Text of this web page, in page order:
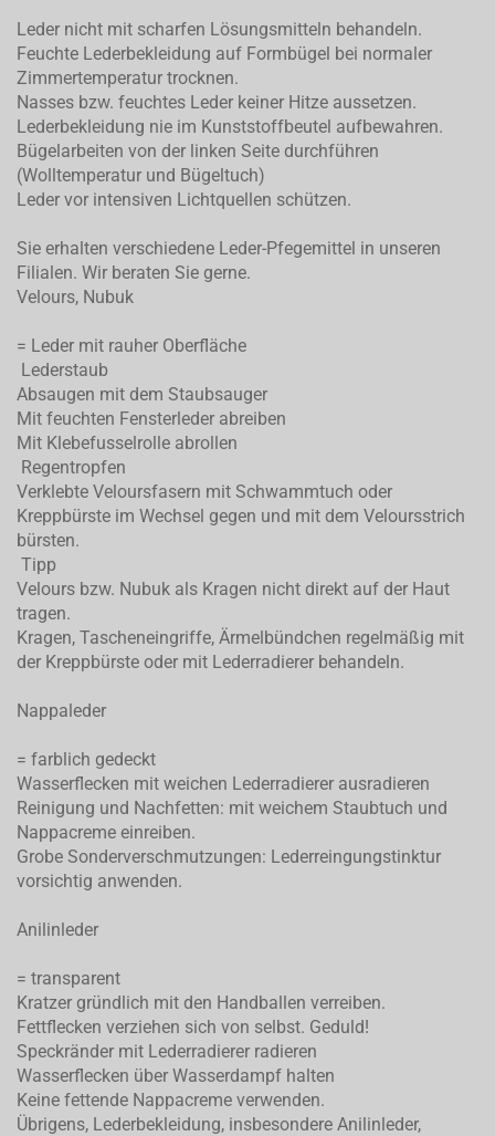
Leder nicht mit scharfen Lösungsmitteln behandeln.
Feuchte Lederbekleidung auf Formbügel bei normaler
Zimmertemperatur trocknen.
Nasses bzw. feuchtes Leder keiner Hitze aussetzen.
Lederbekleidung nie im Kunststoffbeutel aufbewahren.
Bügelarbeiten von der linken Seite durchführen
(Wolltemperatur und Bügeltuch)
Leder vor intensiven Lichtquellen schützen.
Sie erhalten verschiedene Leder-Pfegemittel in unseren
Filialen. Wir beraten Sie gerne.
Velours, Nubuk
= Leder mit rauher Oberfläche
Lederstaub
Absaugen mit dem Staubsauger
Mit feuchten Fensterleder abreiben
Mit Klebefusselrolle abrollen
Regentropfen
Verklebte Veloursfasern mit Schwammtuch oder
Kreppbürste im Wechsel gegen und mit dem Veloursstrich
bürsten.
Tipp
Velours bzw. Nubuk als Kragen nicht direkt auf der Haut
tragen.
Kragen, Tascheneingriffe, Ärmelbündchen regelmäßig mit
der Kreppbürste oder mit Lederradierer behandeln.
Nappaleder
= farblich gedeckt
Wasserflecken mit weichen Lederradierer ausradieren
Reinigung und Nachfetten: mit weichem Staubtuch und
Nappacreme einreiben.
Grobe Sonderverschmutzungen: Lederreingungstinktur
vorsichtig anwenden.
Anilinleder
= transparent
Kratzer gründlich mit den Handballen verreiben.
Fettflecken verziehen sich von selbst. Geduld!
Speckränder mit Lederradierer radieren
Wasserflecken über Wasserdampf halten
Keine fettende Nappacreme verwenden.
Übrigens, Lederbekleidung, insbesondere Anilinleder,